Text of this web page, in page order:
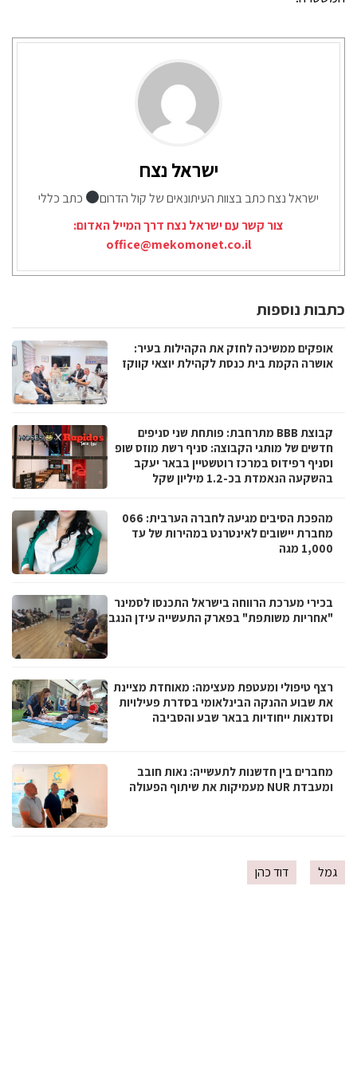
ישראל נצח
ישראל נצח כתב בצוות העיתונאים של קול הדרום
כתב כללי
צור קשר עם ישראל נצח דרך המייל האדום:
office@mekomonet.co.il
כתבות נוספות
אופקים ממשיכה לחזק את הקהילות בעיר:
אושרה הקמת בית כנסת לקהילת יוצאי קווקז
קבוצת BBB מתרחבת: פותחת שני סניפים
חדשים של מותגי הקבוצה: סניף רשת מוזס שופ
וסניף רפידוס במרכז רוטשטיין בבאר יעקב
בהשקעה הנאמדת בכ-1.2 מיליון שקל
מהפכת הסיבים מגיעה לחברה הערבית: 066
מחברת יישובים לאינטרנט במהירות של עד
1,000 מגה
בכירי מערכת הרווחה בישראל התכנסו לסמינר
"אחריות משותפת" בפארק התעשייה עידן הנגב
רצף טיפולי ומעטפת מעצימה: מאוחדת מציינת
את שבוע ההנקה הבינלאומי בסדרת פעילויות
וסדנאות ייחודיות בבאר שבע והסביבה
מחברים בין חדשנות לתעשייה: נאות חובב
ומעבדת NUR מעמיקות את שיתוף הפעולה
גמל דוד כהן